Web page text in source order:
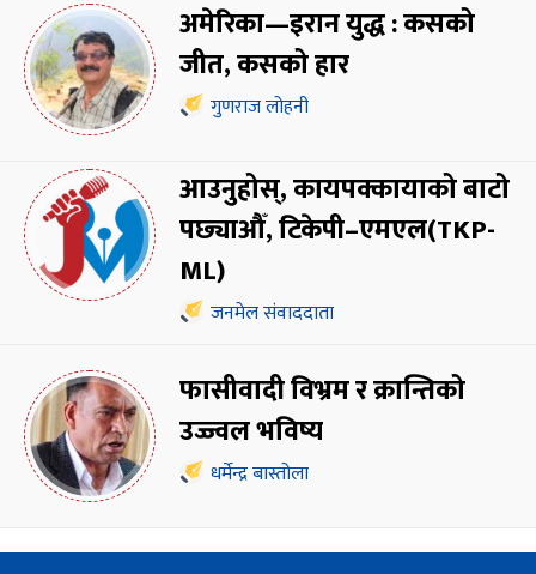
अमेरिका—इरान युद्ध : कसको
जीत, कसको हार
गुणराज लोहनी
आउनुहोस्, कायपक्कायाको बाटो
पछ्याऔँ, टिकेपी–एमएल(TKP-
ML)
जनमेल संवाददाता
फासीवादी विभ्रम र क्रान्तिको
उज्ज्वल भविष्य
धर्मेन्द्र बास्तोला